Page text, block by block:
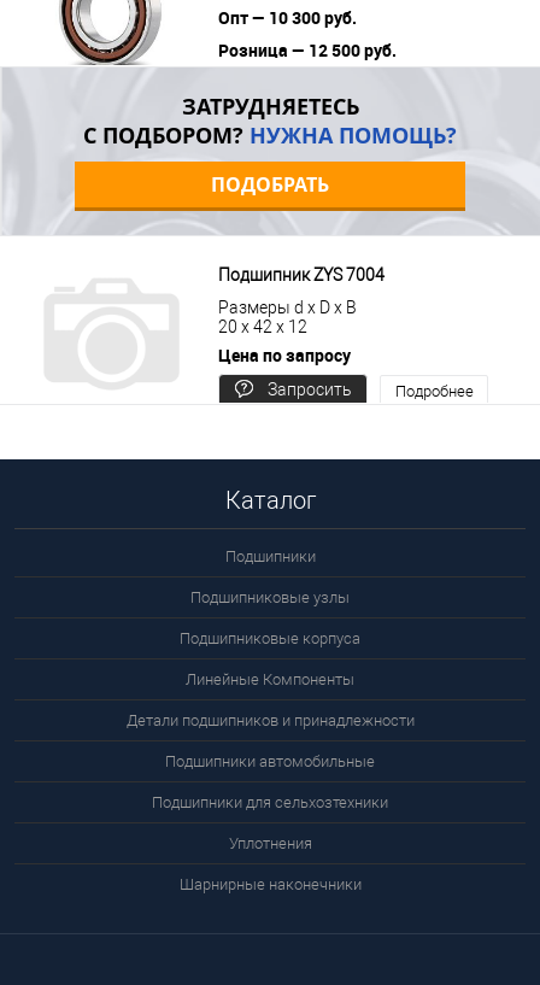
Опт — 10 300 руб.
Розница — 12 500 руб.
ЗАТРУДНЯЕТЕСЬ
С ПОДБОРОМ? НУЖНА ПОМОЩЬ?
ПОДОБРАТЬ
Подшипник ZYS 7004
Размеры d x D x B
20 x 42 x 12
Цена по запросу
Запросить
Подробнее
Каталог
Подшипники
Подшипниковые узлы
Подшипниковые корпуса
Линейные Компоненты
Детали подшипников и принадлежности
Подшипники автомобильные
Подшипники для сельхозтехники
Уплотнения
Шарнирные наконечники